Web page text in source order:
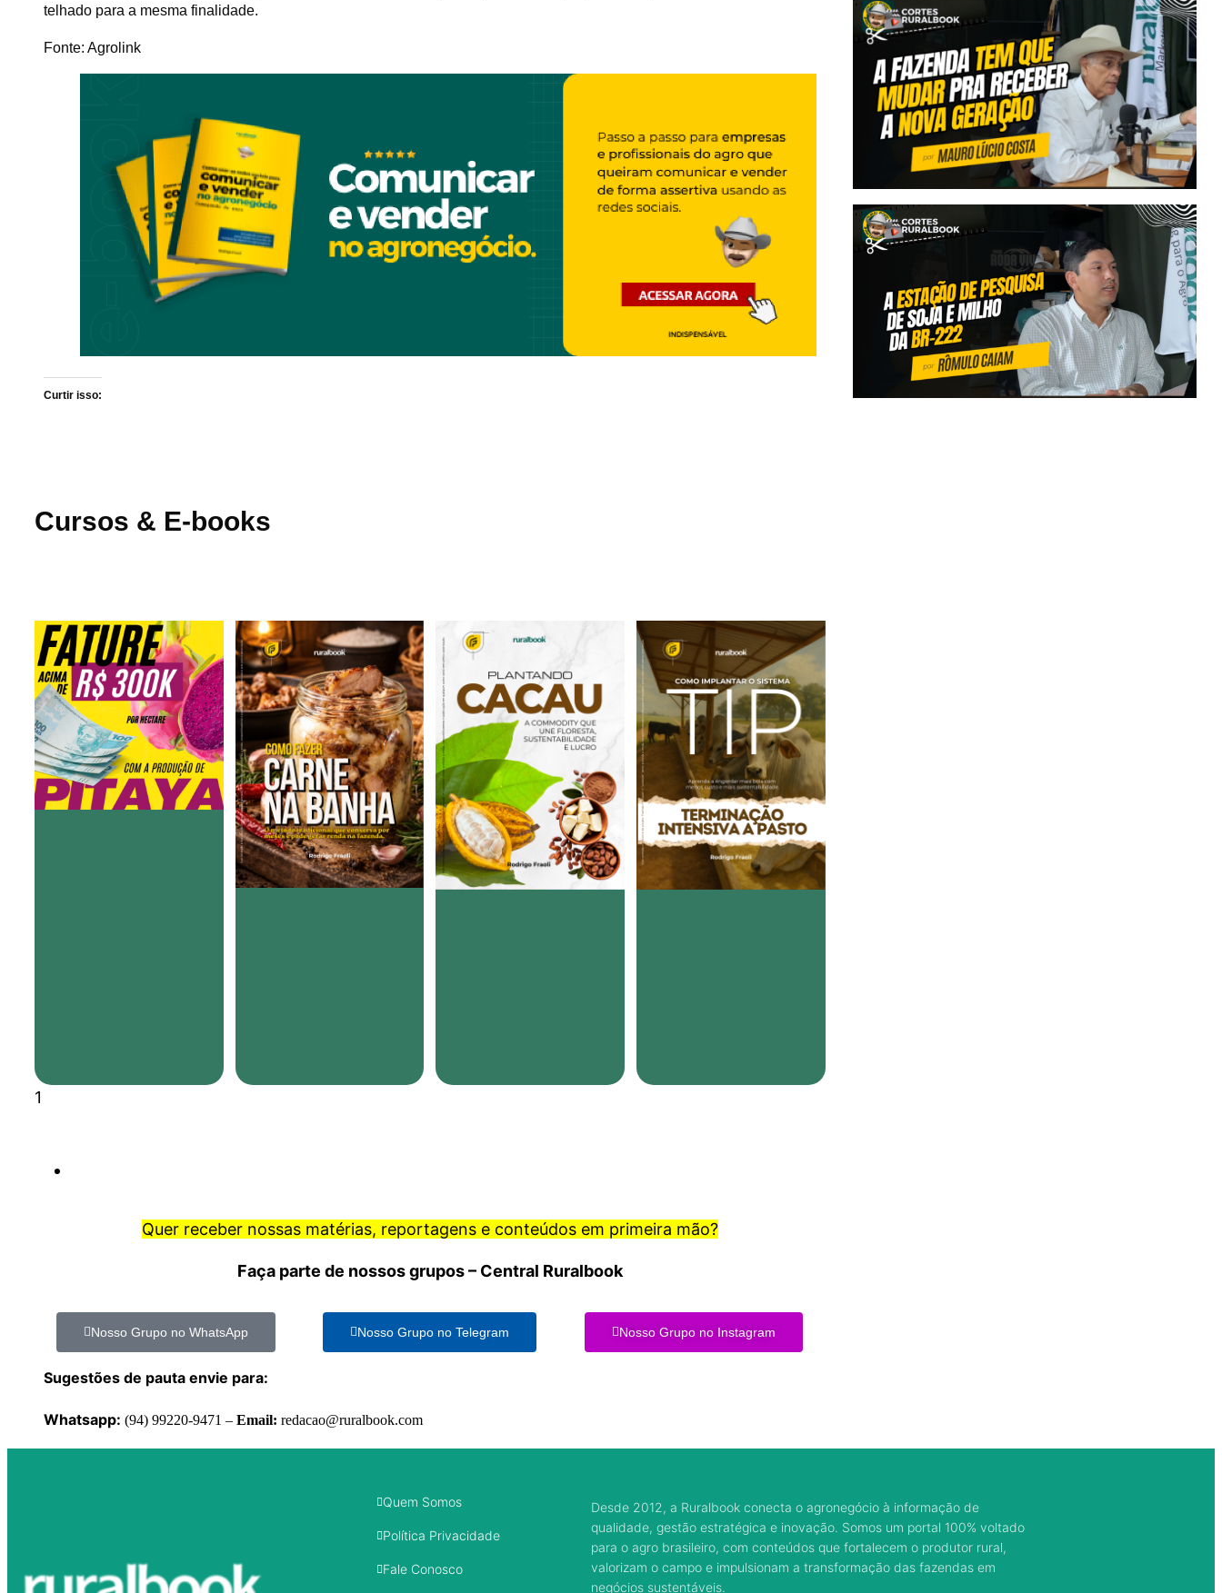
telhado para a mesma finalidade.
Fonte: Agrolink
Curtir isso:
Cursos & E-books
Quer receber nossas matérias, reportagens e conteúdos em primeira mão?
Faça parte de nossos grupos – Central Ruralbook
Nosso Grupo no WhatsApp Nosso Grupo no Telegram Nosso Grupo no Instagram
Sugestões de pauta envie para:
Whatsapp: (94) 99220-9471 – Email: redacao@ruralbook.com
Quem Somos
Política Privacidade
Fale Conosco
Desde 2012, a Ruralbook conecta o agronegócio à informação de
qualidade, gestão estratégica e inovação. Somos um portal 100% voltado
para o agro brasileiro, com conteúdos que fortalecem o produtor rural,
valorizam o campo e impulsionam a transformação das fazendas em
negócios sustentáveis.